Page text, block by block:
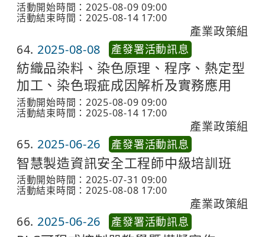
活動開始時間：2025-08-09 09:00
活動結束時間：2025-08-14 17:00
產業政策組
64 2025-08-08 產發署活動訊息
紡織品染料、染色原理、程序、熱定型
加工、染色瑕疵成因解析及實務應用
活動開始時間：2025-08-09 09:00
活動結束時間：2025-08-14 17:00
產業政策組
65 2025-06-26 產發署活動訊息
智慧製造資訊安全工程師中級培訓班
活動開始時間：2025-07-31 09:00
活動結束時間：2025-08-08 17:00
產業政策組
66 2025-06-26 產發署活動訊息